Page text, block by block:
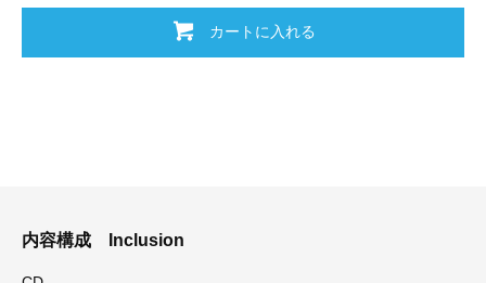
カートに入れる
内容構成 Inclusion